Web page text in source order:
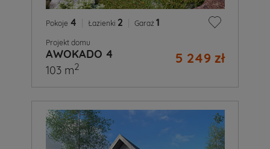
Pokoje 4 Łazienki 2 Garaż 1
Projekt domu
AWOKADO 4 5 249 zł
103 m2